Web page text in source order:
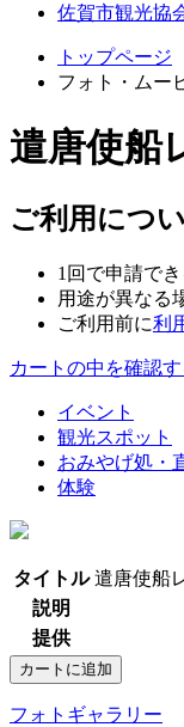
佐賀市観光協
トップページ
フォト・ムー
遣唐使船
ご利用につ
1回で申請で
用途が異なる
ご利用前に利
カートの中を確認す
イベント
観光スポット
おみやげ処・
体験
タイトル 遣唐使船
説明
提供
フォトギャラリー